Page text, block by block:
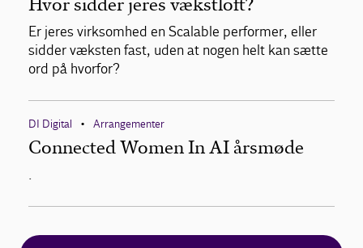
Hvor sidder jeres vækstloft?
Er jeres virksomhed en Scalable performer, eller
sidder væksten fast, uden at nogen helt kan sætte
ord på hvorfor?
DI Digital • Arrangementer
Connected Women In AI årsmøde
.